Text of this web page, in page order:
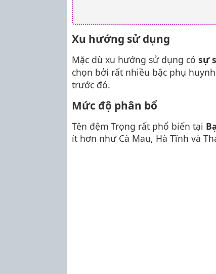
Xu hướng sử dụng
Mặc dù xu hướng sử dụng có sự
chọn bởi rất nhiều bậc phụ
trước đó.
Mức độ phân bổ
Tên đệm Trọng rất phổ biến tại
ít hơn như Cà Mau, Hà Tĩnh và